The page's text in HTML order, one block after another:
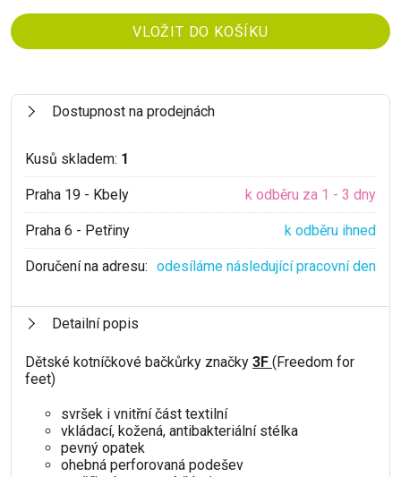
Dostupnost na prodejnách
Kusů skladem: 1
Praha 19 - Kbely k odběru za 1 - 3 dny
Praha 6 - Petřiny k odběru ihned
Doručení na adresu: odesíláme následující pracovní den
Detailní popis
Dětské kotníčkové bačkůrky značky 3F (Freedom for
feet)
svršek i vnitřní část textilní
vkládací, kožená, antibakteriální stélka
pevný opatek
ohebná perforovaná podešev